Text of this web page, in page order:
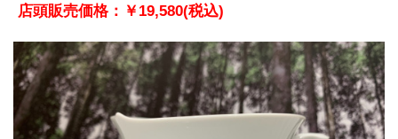
店頭販売価格：￥19,580(税込)